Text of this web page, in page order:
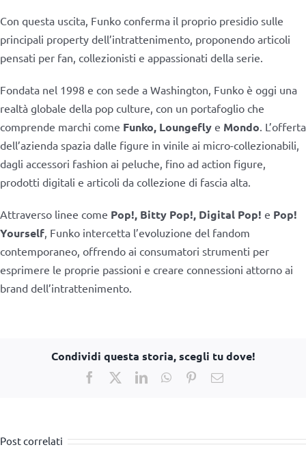
Con questa uscita, Funko conferma il proprio presidio sulle
principali property dell’intrattenimento, proponendo articoli
pensati per fan, collezionisti e appassionati della serie.
Fondata nel 1998 e con sede a Washington, Funko è oggi una
realtà globale della pop culture, con un portafoglio che
comprende marchi come Funko, Loungefly e Mondo. L’offerta
dell’azienda spazia dalle figure in vinile ai micro-collezionabili,
dagli accessori fashion ai peluche, fino ad action figure,
prodotti digitali e articoli da collezione di fascia alta.
Attraverso linee come Pop!, Bitty Pop!, Digital Pop! e Pop!
Yourself, Funko intercetta l’evoluzione del fandom
contemporaneo, offrendo ai consumatori strumenti per
esprimere le proprie passioni e creare connessioni attorno ai
brand dell’intrattenimento.
Condividi questa storia, scegli tu dove!
Facebook
X LinkedInWhatsApp
PinterestEmail
Post correlati